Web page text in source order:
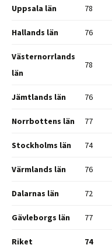
Uppsala län 78
Hallands län 76
Västernorrlands
län
78
Jämtlands län 76
Norrbottens län 77
Stockholms län 74
Värmlands län 76
Dalarnas län 72
Gävleborgs län 77
Riket 74